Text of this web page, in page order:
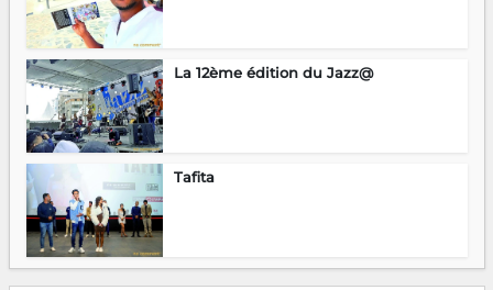
La 12ème édition du Jazz@
Tafita